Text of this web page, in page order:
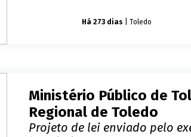
Há 273 dias | Toledo
Ministério Público de
Regional de Toledo
Projeto de lei enviado pelo